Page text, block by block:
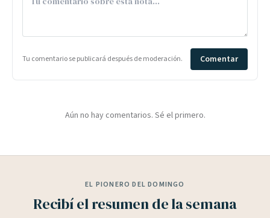
Tu comentario se publicará después de moderación. Comentar
Aún no hay comentarios. Sé el primero.
EL PIONERO DEL DOMINGO
Recibí el resumen de la semana